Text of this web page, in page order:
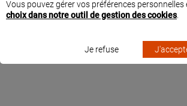
Vous pouvez gérer vos préférences personnelles
choix dans notre outil de gestion des cookies.
Je refuse